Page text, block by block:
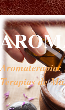
Aromaterapia:
Terapias de